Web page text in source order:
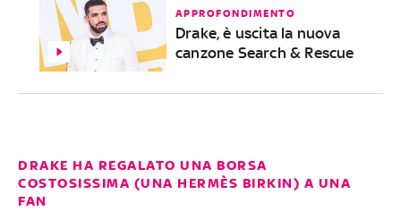
APPROFONDIMENTO
Drake, è uscita la nuova
canzone Search & Rescue
DRAKE HA REGALATO UNA BORSA
COSTOSISSIMA (UNA HERMÈS BIRKIN) A UNA
FAN